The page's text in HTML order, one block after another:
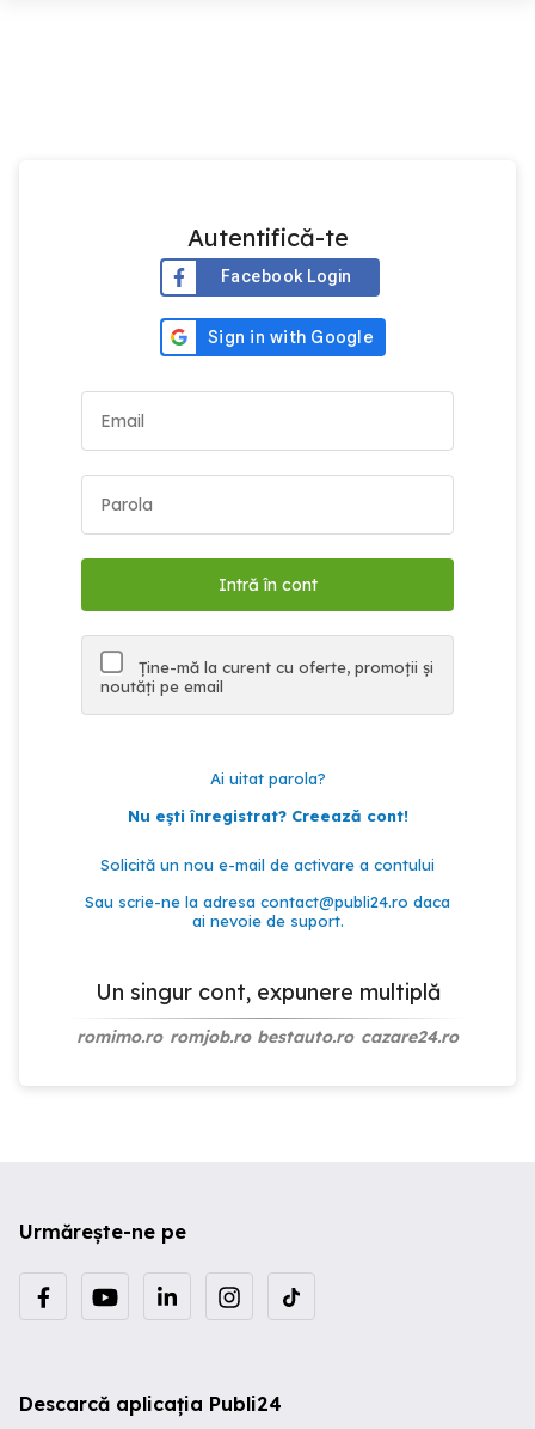
Autentifică-te
Facebook Login
Ține-mă la curent cu oferte, promoții și
noutăți pe email
Ai uitat parola?
Nu ești înregistrat? Creează cont!
Solicită un nou e-mail de activare a contului
Sau scrie-ne la adresa contact@publi24.ro daca
ai nevoie de suport.
Un singur cont, expunere multiplă
romimo.ro romjob.ro bestauto.ro cazare24.ro
Urmărește-ne pe
Descarcă aplicația Publi24